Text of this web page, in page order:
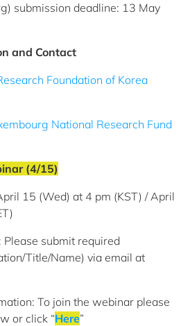
submission deadline: 13 May
and Contact
Foundation of Korea
National Research Fund
(4/15)
15 (Wed) at 4 pm (KST) / April
submit required
Title/Name) via email at
To join the webinar please
or click “Here”